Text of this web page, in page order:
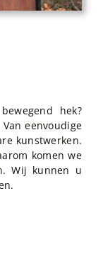
hek?
eenvoudige
kunstwerken.
komen we
Wij kunnen u